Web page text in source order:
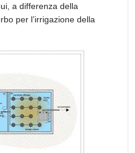
a differenza della
per l’irrigazione della